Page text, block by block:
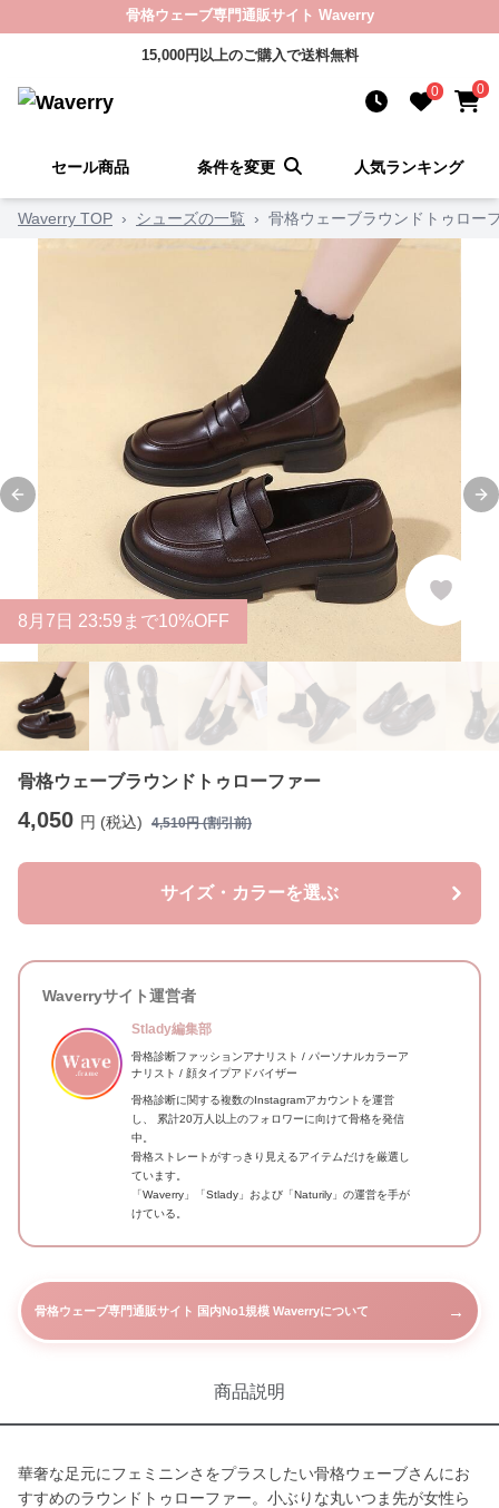
骨格ウェーブ専門通販サイト Waverry
15,000円以上のご購入で送料無料
0 0
セール商品 条件を変更 人気ランキング
Waverry TOP › シューズの一覧 › 骨格ウェーブラウンドトゥロー
Previous slide
8 月 7 日 23:59まで10%OFF
骨格ウェーブラウンドトゥローファー
4,050 円 (税込) 4,510円 (割引前)
サイズ・カラーを選ぶ
Waverryサイト運営者
Stlady編集部
骨格診断ファッションアナリスト / パーソナルカラーア
ナリスト / 顔タイプアドバイザー
骨格診断に関する複数のInstagramアカウントを運営
し、 累計20万人以上のフォロワーに向けて骨格を発信
中。
骨格ストレートがすっきり見えるアイテムだけを厳選し
ています。
「Waverry」「Stlady」および「Naturily」の運営を手が
けている。
骨格ウェーブ専門通販サイト 国内No1規模 Waverryについて →
商品説明
華奢な足元にフェミニンさをプラスしたい骨格ウェーブさんにお
すすめのラウンドトゥローファー。小ぶりな丸いつま先が女性ら